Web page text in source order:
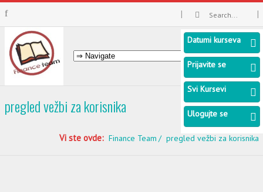
pregled vežbi za korisnika
Vi ste ovde: Finance Team pregled vežbi za korisnika
Datumi kurseva
Prijavite se
Svi Kursevi
Ulogujte se